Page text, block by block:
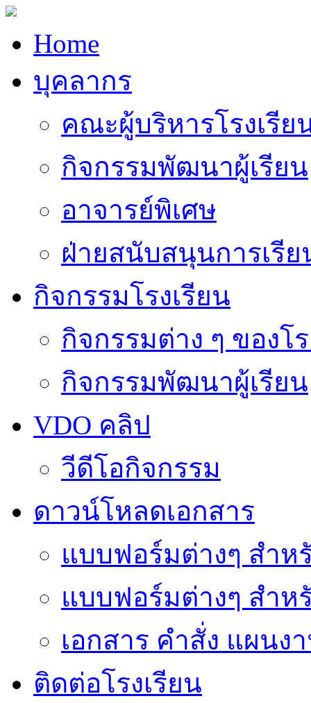
Home
บุคลากร
คณะผู้บริหารโรงเรีย
กิจกรรมพัฒนาผู้เรียน
อาจารย์พิเศษ
ฝ่ายสนับสนุนการเรี
กิจกรรมโรงเรียน
กิจกรรมต่าง ๆ ของโ
กิจกรรมพัฒนาผู้เรียน
VDO คลิป
วีดีโอกิจกรรม
ดาวน์โหลดเอกสาร
แบบฟอร์มต่างๆ สำห
แบบฟอร์มต่างๆ สำห
เอกสาร คำสั่ง แผนง
ติดต่อโรงเรียน